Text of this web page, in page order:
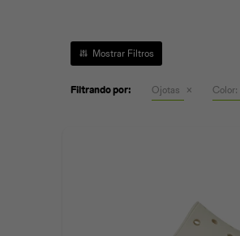
Filtrando por: Ojotas Color: